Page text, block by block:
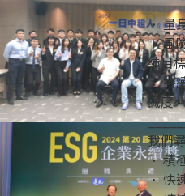
• 量
• 風
績目
• 持
誠度
我們
• 積
• 快